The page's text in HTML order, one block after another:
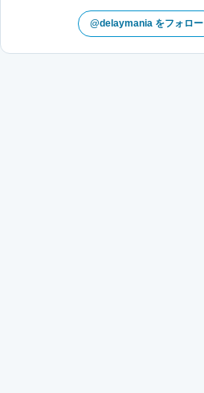
@delaymania をフォロー